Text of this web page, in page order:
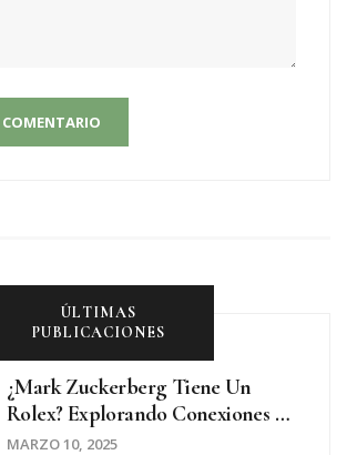
ÚLTIMAS
PUBLICACIONES
¿Mark Zuckerberg Tiene Un
Rolex? Explorando Conexiones Y
Curiosidades Del Che Guevara
MARZO 10, 2025